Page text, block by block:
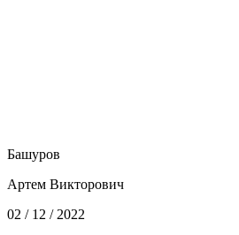
Башуров
Артем Викторович
02 / 12 / 2022